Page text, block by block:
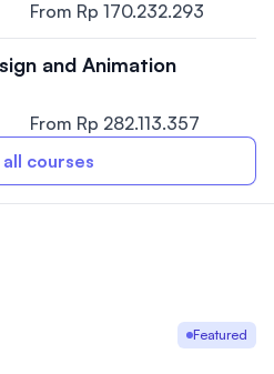
From Rp 170.232.293
and Animation
From Rp 282.113.357
courses
Featured